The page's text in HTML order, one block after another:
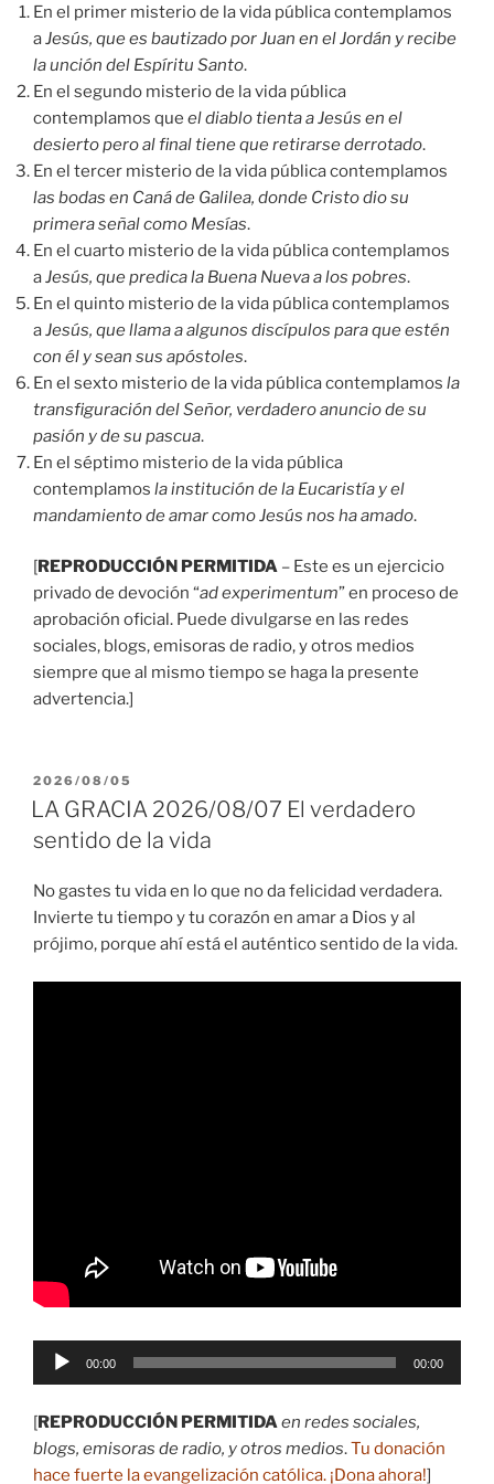
En el primer misterio de la vida pública contemplamos
aJesús, que es bautizado por Juan en el Jordán y recibe
la unción del Espíritu Santo.
En el segundo misterio de la vida pública
contemplamos que el diablo tienta a Jesús en el
desierto pero al final tiene que retirarse derrotado.
En el tercer misterio de la vida pública contemplamos
las bodas en Caná de Galilea, donde Cristo dio su
primera señal como Mesías.
En el cuarto misterio de la vida pública contemplamos
aJesús, que predica la Buena Nueva a los pobres.
En el quinto misterio de la vida pública contemplamos
aJesús, que llama a algunos discípulos para que estén
con él y sean sus apóstoles.
En el sexto misterio de la vida pública contemplamos la
transfiguración del Señor, verdadero anuncio de su
pasión y de su pascua.
En el séptimo misterio de la vida pública
contemplamos la institución de la Eucaristía y el
mandamiento de amar como Jesús nos ha amado.
[ REPRODUCCIÓN PERMITIDA – Este es un ejercicio
privado de devoción “ad experimentum” en proceso de
aprobación oficial. Puede divulgarse en las redes
sociales, blogs, emisoras de radio, y otros medios
siempre que al mismo tiempo se haga la presente
advertencia.]
PUBLICADO
EL
2026/08/05
LA GRACIA 2026/08/07 El verdadero
sentido de la vida
No gastes tu vida en lo que no da felicidad verdadera.
Invierte tu tiempo y tu corazón en amar a Dios y al
prójimo, porque ahí está el auténtico sentido de la vida.
Reproductor
00:00 00:00
[REPRODUCCIÓN PERMITIDAen redes sociales,
blogs, emisoras de radio, y otros medios.Tu donación
hace fuerte la evangelización católica. ¡Dona ahora!]